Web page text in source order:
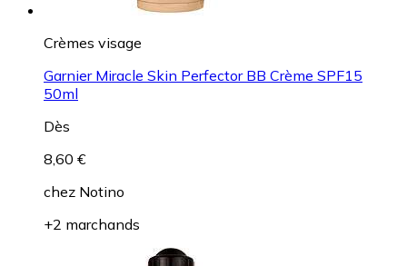
Crèmes visage
Garnier Miracle Skin Perfector BB Crème SPF15
50ml
Dès
8,60 €
chez Notino
+2 marchands